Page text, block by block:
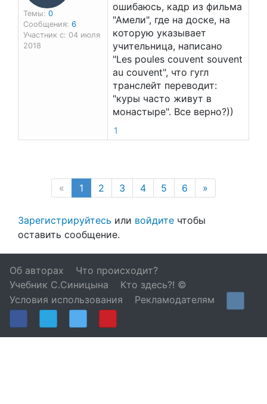
Темы: 0
Сообщения: 6
Участник с: 04 июля
2018
ошибаюсь, кадр из фильма
"Амели", где на доске, на
которую указывает
учительница, написано
"Les poules couvent souvent
au couvent", что гугл
транслейт переводит:
"куры часто живут в
монастыре". Все верно?))
1
« 1 (current page)
2 3 4 5 6 »
Зарегистрируйтесь или войдите чтобы
оставить сообщение.
Об авторах
Что происходит?
Учебник С.Синицына
Кто здесь?! ©
Условия использования
Рекламодателям